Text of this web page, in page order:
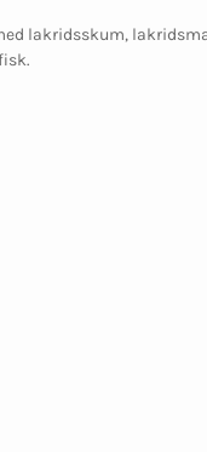
lakridsskum,